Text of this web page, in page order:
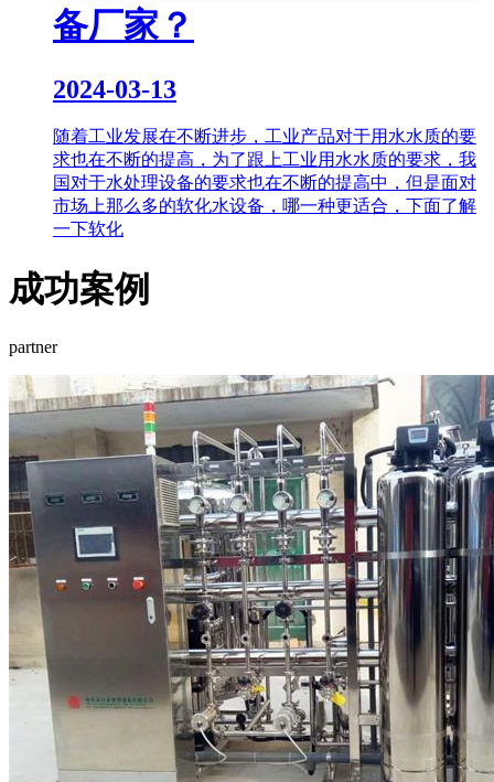
备厂家？
2024-03-13
随着工业发展在不断进步，工业产品对于用水水质的要
求也在不断的提高，为了跟上工业用水水质的要求，我
国对于水处理设备的要求也在不断的提高中，但是面对
市场上那么多的软化水设备，哪一种更适合，下面了解
一下软化
成功案例
partner